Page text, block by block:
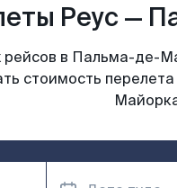
Реус —
в Пальма-де-
стоимость